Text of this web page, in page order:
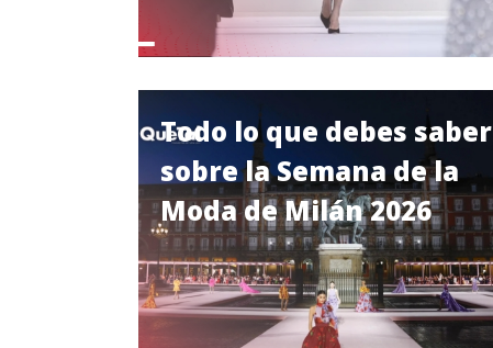
Todo lo que debes saber
sobre la Semana de la
Moda de Milán 2026